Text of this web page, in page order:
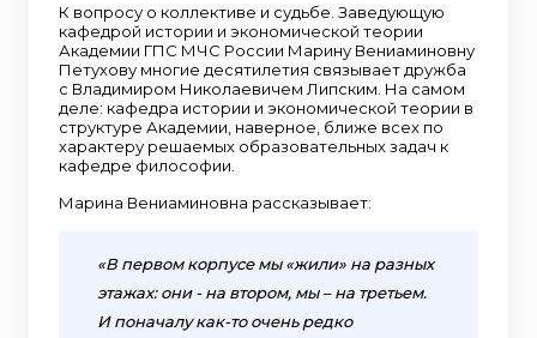
К вопросу о коллективе и судьбе. Заведующую
кафедрой истории и экономической теории
Академии ГПС МЧС России Марину Вениаминовну
Петухову многие десятилетия связывает дружба
с Владимиром Николаевичем Липским. На самом
деле: кафедра истории и экономической теории в
структуре Академии, наверное, ближе всех по
характеру решаемых образовательных задач к
кафедре философии.
Марина Вениаминовна рассказывает:
«В первом корпусе мы «жили» на разных
этажах: они - на втором, мы – на третьем.
И поначалу как-то очень редко